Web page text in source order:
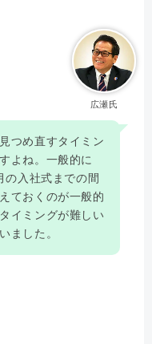
広瀬氏
つめ直すタイミン
よね。一般的に
の入社式までの間
ておくのが一般的
イミングが難しい
ました。